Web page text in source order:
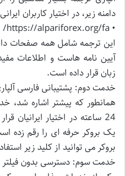
دامنه زیر، در اختیار کاربران
• https://alpariforex.org/fa/
این ترجمه شامل همه صفحات
آیین نامه هاست و اطلاعات
زبان قرار داده است.
خدمت دوم: پشتیبانی فارسی
همانطور که پیشتر اشاره شد،
24 ساعته در اختیار ایرانیان
یک بروکر حرفه ای را رقم زده
بروکر می توانید از کلید زیر
خدمت سوم: دسترسی بدون